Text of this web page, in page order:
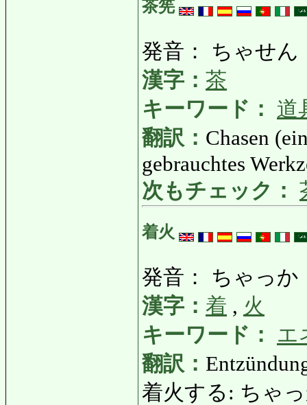
茶筅
発音： ちゃせん
漢字： 茶
キーワード：
道
翻訳： Chasen
gebrauchtes
次もチェック：
着火
発音： ちゃっか
漢字： 着 , 火
キーワード：
エ
翻訳：
着火する: ちゃっ